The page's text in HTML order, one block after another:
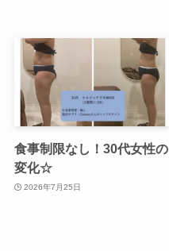
食事制限なし！30代女性の
変化☆
2026年7月25日